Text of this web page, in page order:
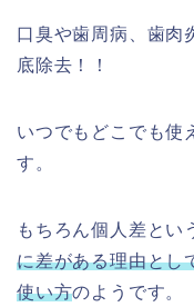
口臭や歯周病、歯肉
底除去！！
いつでもどこでも使
す。
もちろん個人差とい
に差がある理由とし
使い方のようです。